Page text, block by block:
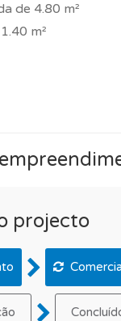
de 4.80 m²
m²
projecto